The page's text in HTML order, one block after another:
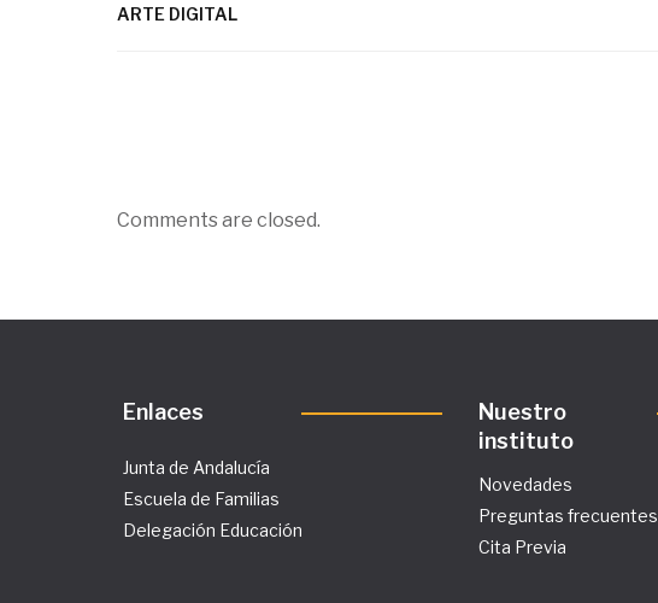
ARTE DIGITAL
Comments are closed.
Enlaces
Junta de Andalucía
Escuela de Familias
Delegación Educación
Nuestro
instituto
Novedades
Preguntas frecuentes
Cita Previa